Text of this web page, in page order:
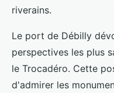
riverains.
Le port de Débilly
perspectives les plus
le Trocadéro. Cette
d'admirer les